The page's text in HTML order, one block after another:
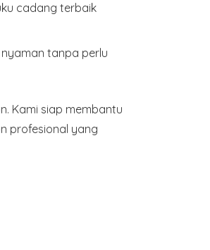
cadang terbaik
tanpa perlu
Kami siap membantu
profesional yang